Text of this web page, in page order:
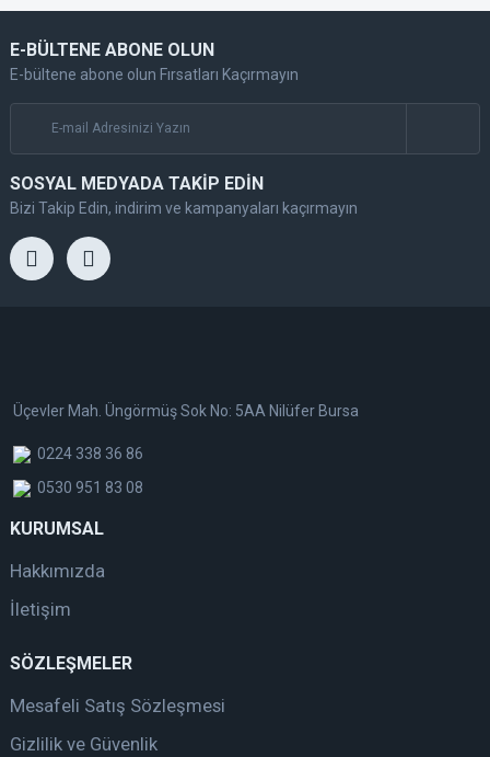
E-BÜLTENE ABONE OLUN
E-bültene abone olun Fırsatları Kaçırmayın
SOSYAL MEDYADA TAKİP EDİN
Bizi Takip Edin, indirim ve kampanyaları kaçırmayın
Üçevler Mah. Üngörmüş Sok No: 5AA Nilüfer Bursa
0224 338 36 86
0530 951 83 08
KURUMSAL
Hakkımızda
İletişim
SÖZLEŞMELER
Mesafeli Satış Sözleşmesi
Gizlilik ve Güvenlik